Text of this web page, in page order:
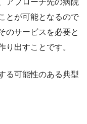
アプローチ先の病院
とが可能となるので
のサービスを必要と
り出すことです。
る可能性のある典型